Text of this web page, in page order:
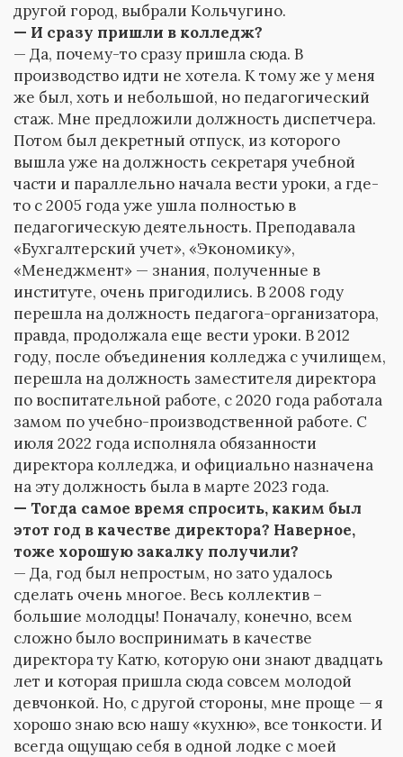
другой город, выбрали Кольчугино.
— И сразу пришли в колледж?
— Да, почему-то сразу пришла сюда. В
производство идти не хотела. К тому же у меня
же был, хоть и небольшой, но педагогический
стаж. Мне предложили должность диспетчера.
Потом был декретный отпуск, из которого
вышла уже на должность секретаря учебной
части и параллельно начала вести уроки, а где-
то с 2005 года уже ушла полностью в
педагогическую деятельность. Преподавала
«Бухгалтерский учет», «Экономику»,
«Менеджмент» — знания, полученные в
институте, очень пригодились. В 2008 году
перешла на должность педагога-организатора,
правда, продолжала еще вести уроки. В 2012
году, после объединения колледжа с училищем,
перешла на должность заместителя директора
по воспитательной работе, с 2020 года работала
замом по учебно-производственной работе. С
июля 2022 года исполняла обязанности
директора колледжа, и официально назначена
на эту должность была в марте 2023 года.
— Тогда самое время спросить, каким был
этот год в качестве директора? Наверное,
тоже хорошую закалку получили?
— Да, год был непростым, но зато удалось
сделать очень многое. Весь коллектив –
большие молодцы! Поначалу, конечно, всем
сложно было воспринимать в качестве
директора ту Катю, которую они знают двадцать
лет и которая пришла сюда совсем молодой
девчонкой. Но, с другой стороны, мне проще — я
хорошо знаю всю нашу «кухню», все тонкости. И
всегда ощущаю себя в одной лодке с моей